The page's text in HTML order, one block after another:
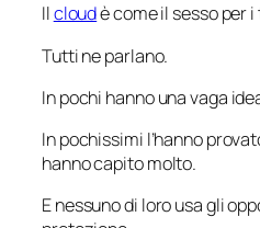
Ilcloudè come il sesso per
Tutti ne parlano.
In pochi hanno una vaga
In pochissimi l’hanno
hanno capito molto.
E nessuno di loro usa gli